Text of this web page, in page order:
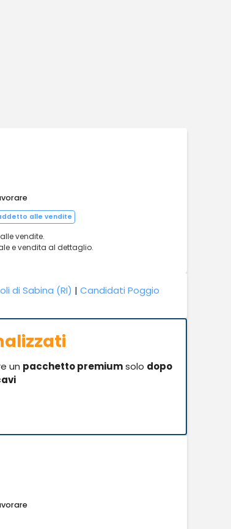
alle vendite
vendite.
e vendita al dettaglio.
di Sabina (RI) | Candidati Poggio
un pacchetto premiumsolo dopo